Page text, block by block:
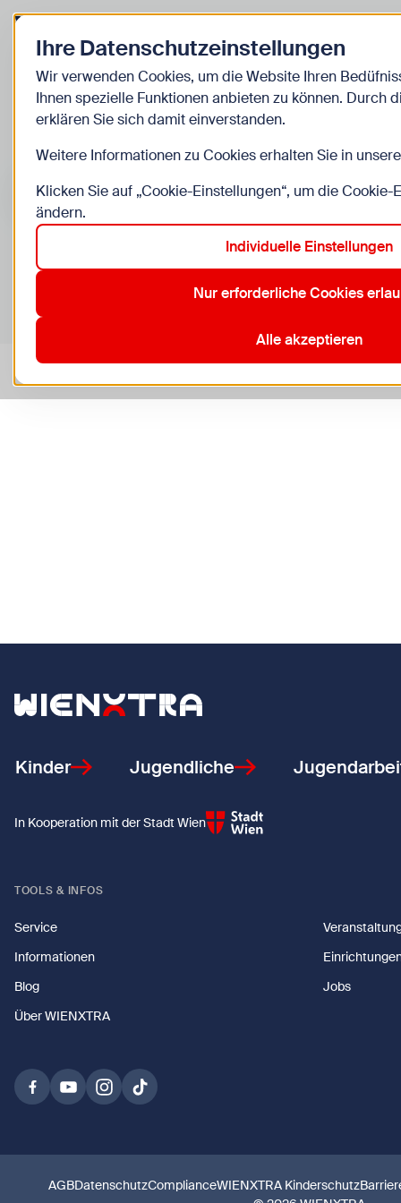
Zurück zur Startseite
Kinder
Veranstaltungen in Wien im Bereich “Kinder”
Aktive Filter:
11. Simmering
Zurück zur Startseite
Kinder Jugendliche
In Kooperation mit der Stadt Wien
TOOLS & INFOS
Service
Informationen
Blog
Jobs
Über WIENXTRA
AGBDatenschutzComplianceWIENXTRA Kinderschutz
Ihre Datenschutzeinstellungen
Wir verwenden Cookies, um die Website Ihren
Ihnen spezielle Funktionen anbieten zu können. Durch
erklären Sie sich damit einverstanden.
Weitere Informationen zu Cookies erhalten Sie in
Klicken Sie auf „Cookie-Einstellungen“, um die
ändern.
Individuelle Einstellungen
Nur erforderliche Cookies
Alle akzeptieren